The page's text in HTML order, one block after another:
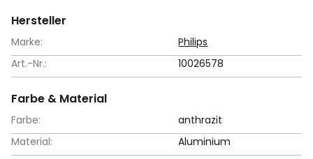
Hersteller
Marke:
Philips
Art.-Nr.:
10026578
Farbe & Material
Farbe:
anthrazit
Material:
Aluminium